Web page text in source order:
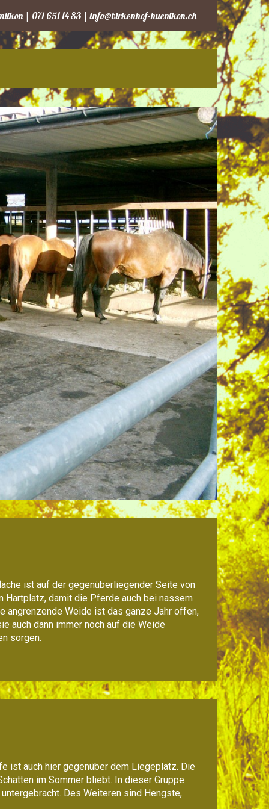
| 071 651 14 83 |info@birkenhof-huenikon.ch
ist auf der gegenüberliegender Seite von
damit die Pferde auch bei nassem
angrenzende Weide ist das ganze Jahr offen,
auch dann immer noch auf die Weide
sorgen.
ist auch hier gegenüber dem Liegeplatz. Die
im Sommer bliebt. In dieser Gruppe
Des Weiteren sind Hengste,